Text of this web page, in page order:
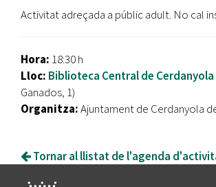
Activitat adreçada a públic adult. No cal
Hora: 18:30 h
Lloc: Biblioteca Central de Cerdanyola
Ganados, 1)
Organitza:Ajuntament de Cerdanyola
Tornar al llistat de l'agenda